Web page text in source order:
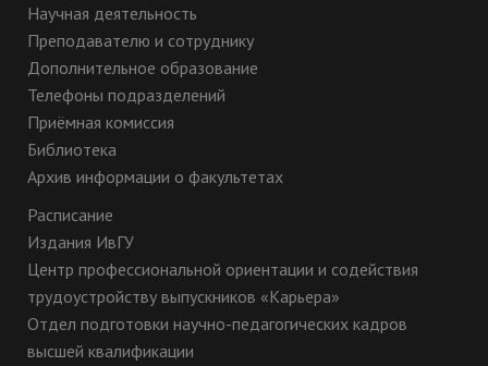
Научная деятельность
Преподавателю и сотруднику
Дополнительное образование
Телефоны подразделений
Приёмная комиссия
Библиотека
Архив информации о факультетах
Расписание
Издания ИвГУ
Центр профессиональной ориентации и содействия
трудоустройству выпускников «Карьера»
Отдел подготовки научно-педагогических кадров
высшей квалификации